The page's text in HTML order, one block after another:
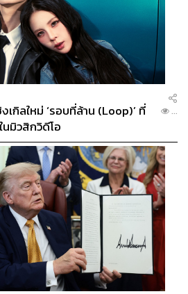
เกิลใหม่ ‘รอบที่ล้าน (Loop)’ ที่
นมิวสิกวิดีโอ
...